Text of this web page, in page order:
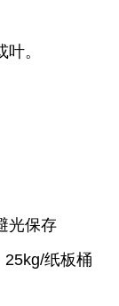
。
光保存
25kg/纸板桶